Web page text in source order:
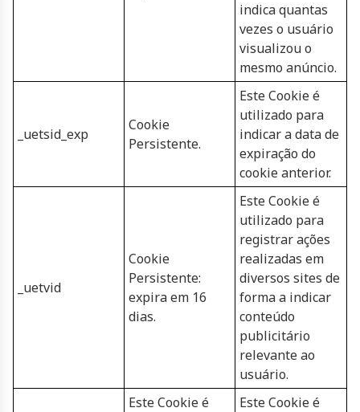
indica quantas
vezes o usuário
visualizou o
mesmo anúncio.
_uetsid_exp
Cookie
Persistente.
Este Cookie é
utilizado para
indicar a data de
expiração do
cookie anterior.
_uetvid
Cookie
Persistente:
expira em 16
dias.
Este Cookie é
utilizado para
registrar ações
realizadas em
diversos sites de
forma a indicar
conteúdo
publicitário
relevante ao
usuário.
Este Cookie é
Este Cookie é